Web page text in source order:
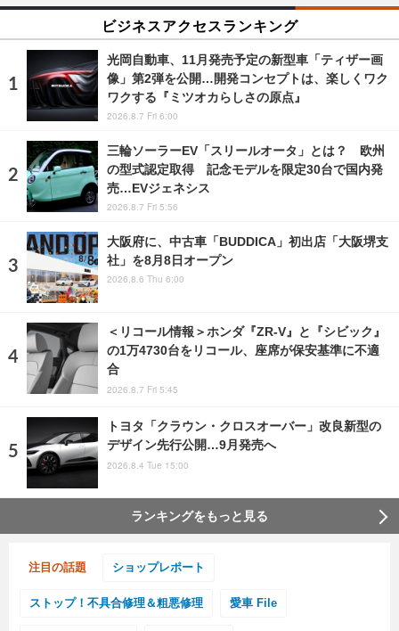
ビジネスアクセスランキング
光岡自動車、11月発売予定の新型車「ティザー画
像」第2弾を公開…開発コンセプトは、楽しくワク
ワクする『ミツオカらしさの原点』
2026.8.7 Fri 6:00
三輪ソーラーEV「スリールオータ」とは？ 欧州
の型式認定取得 記念モデルを限定30台で国内発
売…EVジェネシス
2026.8.7 Fri 5:56
大阪府に、中古車「BUDDICA」初出店「大阪堺支
社」を8月8日オープン
2026.8.6 Thu 6:00
＜リコール情報＞ホンダ『ZR-V』と『シビック』
の1万4730台をリコール、座席が保安基準に不適
合
2026.8.7 Fri 5:45
トヨタ「クラウン・クロスオーバー」改良新型の
デザイン先行公開…9月発売へ
2026.8.4 Tue 15:00
ランキングをもっと見る
注目の話題 ショップレポート
ストップ！不具合修理＆粗悪修理 愛車 File